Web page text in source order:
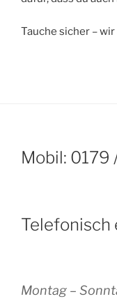
Tauche sicher –
Mobil: 0179
Telefonisch
Montag –